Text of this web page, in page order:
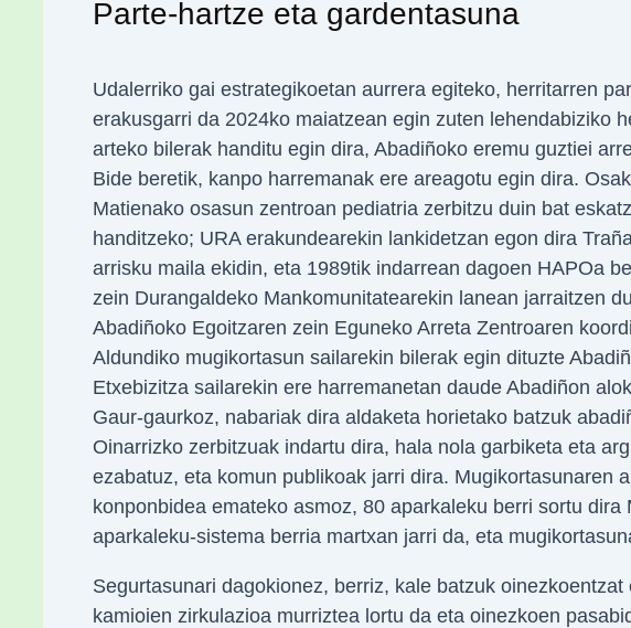
Parte-hartze eta gardentasuna
Udalerriko gai estrategikoetan aurrera egiteko, herritarren
erakusgarri da 2024ko maiatzean egin zuten lehendabiziko
arteko bilerak handitu egin dira, Abadiñoko eremu guztiei
Bide beretik, kanpo harremanak ere areagotu egin dira.
Matienako osasun zentroan pediatria zerbitzu duin bat
handitzeko; URA erakundearekin lankidetzan egon dira
arrisku maila ekidin, eta 1989tik indarrean dagoen HAPOa
zein Durangaldeko Mankomunitatearekin lanean jarraitzen
Abadiñoko Egoitzaren zein Eguneko Arreta Zentroaren
Aldundiko mugikortasun sailarekin bilerak egin dituzte
Etxebizitza sailarekin ere harremanetan daude Abadiñon
Gaur-gaurkoz, nabariak dira aldaketa horietako batzuk
Oinarrizko zerbitzuak indartu dira, hala nola garbiketa eta
ezabatuz, eta komun publikoak jarri dira. Mugikortasunaren
konponbidea emateko asmoz, 80 aparkaleku berri sortu dira
aparkaleku-sistema berria martxan jarri da, eta
Segurtasunari dagokionez, berriz, kale batzuk
kamioien zirkulazioa murriztea lortu da eta oinezkoen